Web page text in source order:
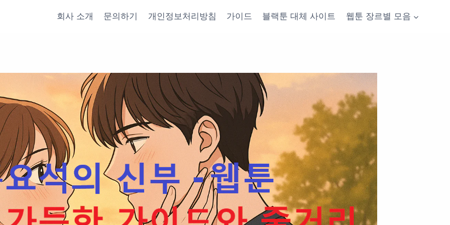
회사 소개 문의하기 개인정보처리방침 가이드 블랙툰 대체 사이트 웹툰 장르별 모음